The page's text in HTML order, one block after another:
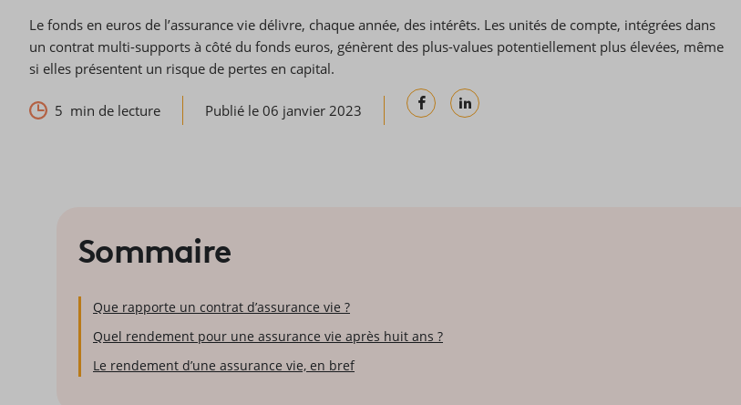
Le fonds en euros de l’assurance vie délivre, chaque année, des intérêts. Les unités de compte, intégrées dans
un contrat multi-supports à côté du fonds euros, génèrent des plus-values potentiellement plus élevées, même
si elles présentent un risque de pertes en capital.
5 min de lecture Publié le 06 janvier 2023
Sommaire
Que rapporte un contrat d’assurance vie ?
Quel rendement pour une assurance vie après huit ans ?
Le rendement d’une assurance vie, en bref